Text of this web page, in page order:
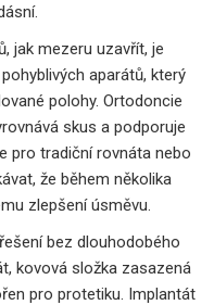
jak mezeru uzavřít, je
aparátů, který
polohy. Ortodoncie
skus a podporuje
pro tradiční rovnáta nebo
že během několika
zlepšení úsměvu.
bez dlouhodobého
, kovová složka zasazená
pro protetiku. Implantát